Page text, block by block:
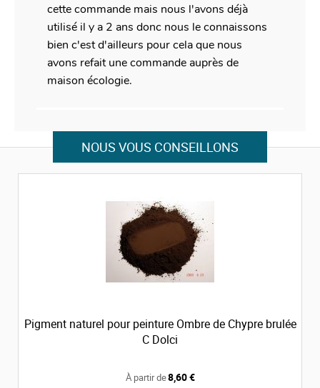
cette commande mais nous l'avons déjà
utilisé il y a 2 ans donc nous le connaissons
bien c'est d'ailleurs pour cela que nous
avons refait une commande auprès de
maison écologie.
NOUS VOUS CONSEILLONS
Pigment naturel pour peinture Ombre de Chypre brulée
C Dolci
À partir de8,60 €